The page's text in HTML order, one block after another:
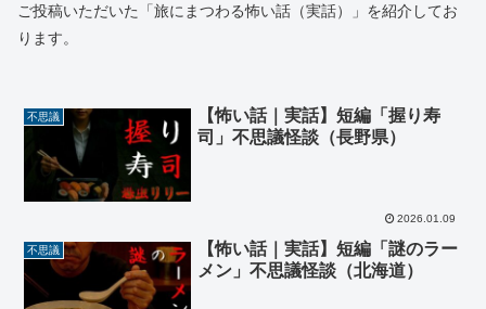
ご投稿いただいた「旅にまつわる怖い話（実話）」を紹介してお
ります。
不思議
【怖い話｜実話】短編「握り寿
司」不思議怪談（長野県）
2026.01.09
不思議
【怖い話｜実話】短編「謎のラー
メン」不思議怪談（北海道）